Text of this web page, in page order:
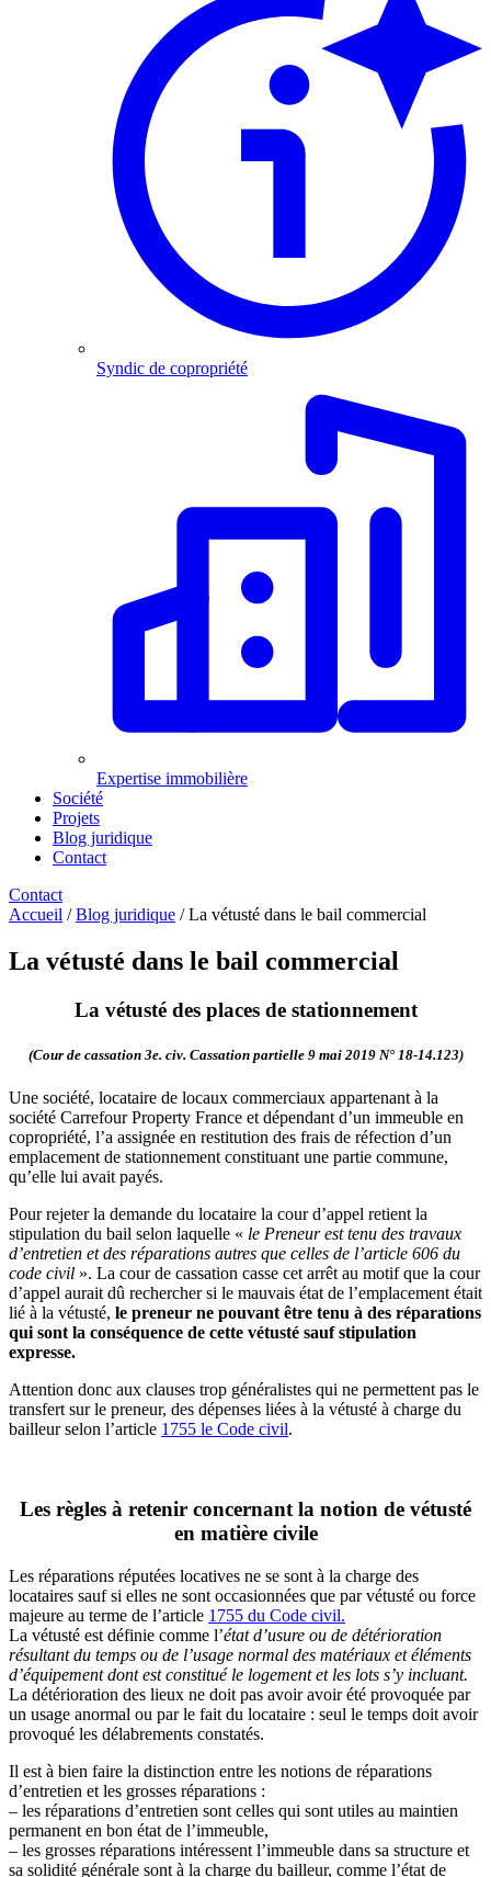
Syndic de copropriété
Expertise immobilière
Société
Projets
Blog juridique
Contact
Contact
Accueil / Blog juridique / La vétusté dans le bail commercial
La vétusté dans le bail commercial
La vétusté des places de stationnement
(Cour de cassation 3e. civ. Cassation partielle 9 mai 2019 N° 18-14.123)
Une société, locataire de locaux commerciaux appartenant à la
société Carrefour Property France et dépendant d’un immeuble en
copropriété, l’a assignée en restitution des frais de réfection d’un
emplacement de stationnement constituant une partie commune,
qu’elle lui avait payés.
Pour rejeter la demande du locataire la cour d’appel retient la
stipulation du bail selon laquelle « le Preneur est tenu des travaux
d’entretien et des réparations autres que celles de l’article 606 du
code civil ». La cour de cassation casse cet arrêt au motif que la cour
d’appel aurait dû rechercher si le mauvais état de l’emplacement était
lié à la vétusté, le preneur ne pouvant être tenu à des réparations
qui sont la conséquence de cette vétusté sauf stipulation
expresse.
Attention donc aux clauses trop généralistes qui ne permettent pas le
transfert sur le preneur, des dépenses liées à la vétusté à charge du
bailleur selon l’article 1755 le Code civil.
Les règles à retenir concernant la notion de vétusté
en matière civile
Les réparations réputées locatives ne se sont à la charge des
locataires sauf si elles ne sont occasionnées que par vétusté ou force
majeure au terme de l’article 1755 du Code civil.
La vétusté est définie comme l’état d’usure ou de détérioration
résultant du temps ou de l’usage normal des matériaux et éléments
d’équipement dont est constitué le logement et les lots s’y incluant.
La détérioration des lieux ne doit pas avoir avoir été provoquée par
un usage anormal ou par le fait du locataire : seul le temps doit avoir
provoqué les délabrements constatés.
Il est à bien faire la distinction entre les notions de réparations
d’entretien et les grosses réparations :
– les réparations d’entretien sont celles qui sont utiles au maintien
permanent en bon état de l’immeuble,
– les grosses réparations intéressent l’immeuble dans sa structure et
sa solidité générale sont à la charge du bailleur, comme l’état de